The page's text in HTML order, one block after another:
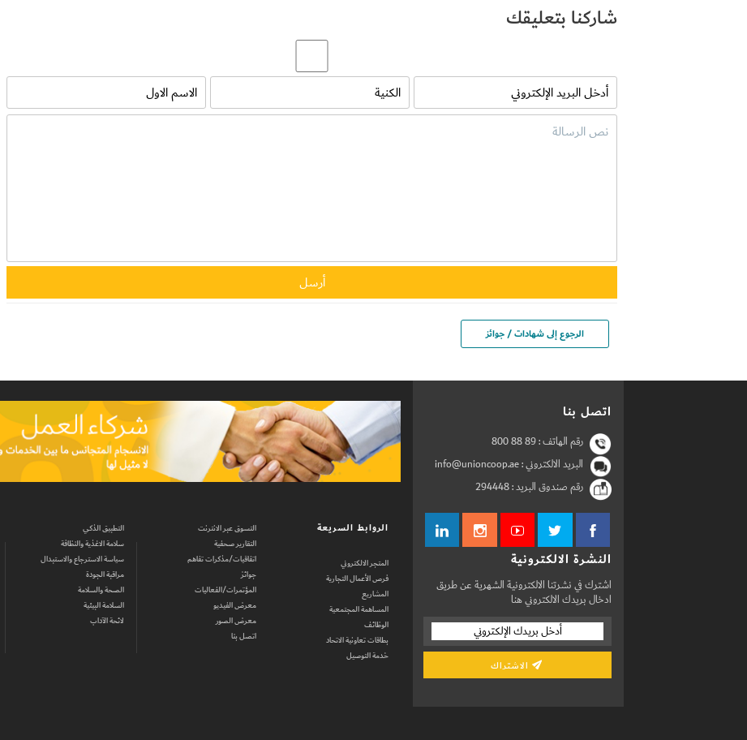
شاركنا بتعليقك
الرجوع إلى شهادات / جوائز
اتصل بنا
رقم الهاتف :800 88 89
البريد الالكتروني : info@unioncoop.ae
رقم صندوق البريد :294448
النشرة الالكترونية
اشترك في نشرتنا الالكترونية الشهرية عن طريق
ادخال بريدك الالكتروني هنا
الروابط السريعة
المتجر الالكتروني
فرص الأعمال التجارية
المشاريع
المساهمة المجتمعية
الوظائف
بطاقات تعاونية الاتحاد
خدمة التوصيل
التسوق عبر الانترنت
التقارير صحفية
اتفاقيات/مذكرات تفاهم
جوائز
المؤتمرات/الفعاليات
معرض الفيديو
معرض الصور
اتصل بنا
التطبيق الذكي
سلامة الاغذية والنظافة
سياسة الاسترجاع والاستبدال
مراقبة الجودة
الصحة والسلامة
السلامة البيئية
لائحة الآداب